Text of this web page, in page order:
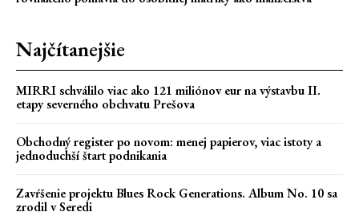
Najčítanejšie
MIRRI schválilo viac ako 121 miliónov eur na výstavbu II.
etapy severného obchvatu Prešova
Obchodný register po novom: menej papierov, viac istoty a
jednoduchší štart podnikania
Zavŕšenie projektu Blues Rock Generations. Album No. 10 sa
zrodil v Seredi